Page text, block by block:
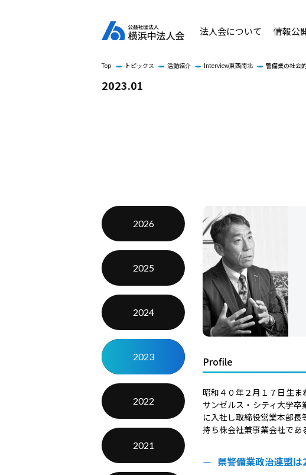
法人会について 情報公
Top トピックス 活動紹介 Interview東西南北 警備業の社会
2023.01
2026
2025
2024
2023
2022
2021
Profile
昭和４０年２月１７日生
サンゼルス・シティ大学
に入社し取締役営業本部長
持ち株会社兼事業会社であ
県警備業政治連盟は